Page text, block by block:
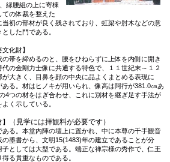
縁腰組の上に寄棟
の体裁を整えた
初の部材が良く残されており、虹梁や肘木などの意
した門である。
文化財】
帯を締めるのと、腰をひねらずに上体を内側に開き
代の金剛力士像に共通する特色で、１１世紀末～１２
大きく、目鼻を顔の中央に品よくまとめる表現に
る。材はヒノキが用いられ、像高は阿行が381.0㎝あ
4つの材をはぎ合わせ、これに別材を継ぎ足す手法が
く示している。
（見学には拝観料が必要です）
る。本堂内陣の壇上に置かれ、中に本尊の千手観音
墨書から、文明15(1483)年の建立であることが分
としては大型である。端正な禅宗様の秀作で、仁王
る貴重なものである。